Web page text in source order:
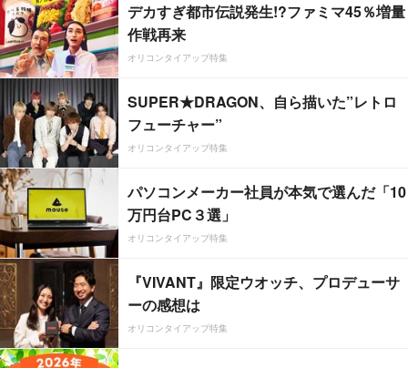
デカすぎ都市伝説発生!?ファミマ45％増量
作戦再来
オリコンタイアップ特集
SUPER★DRAGON、自ら描いた”レトロ
フューチャー”
オリコンタイアップ特集
パソコンメーカー社員が本気で選んだ「10
万円台PC３選」
オリコンタイアップ特集
『VIVANT』限定ウオッチ、プロデューサ
ーの感想は
オリコンタイアップ特集